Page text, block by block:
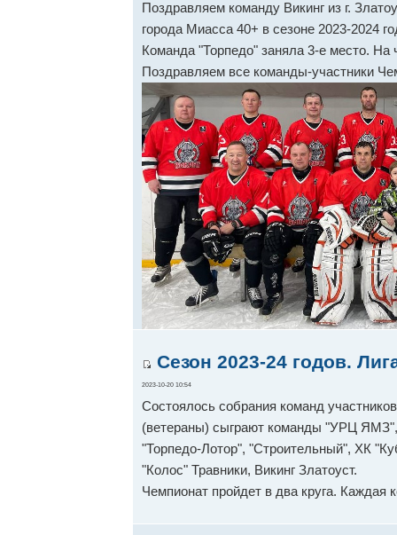
Поздравляем команду Викинг из г.
города Миасса 40+ в сезоне 2023-2024
Команда "Торпедо" заняла 3-е место. На
Поздравляем все команды-участники
Сезон 2023-24 годов.
2023-10-20 10:54
Состоялось собрания команд
(ветераны) сыграют команды "УРЦ
"Торпедо-Лотор", "Строительный", ХК
"Колос" Травники, Викинг Златоуст.
Чемпионат пройдет в два круга. Каждая